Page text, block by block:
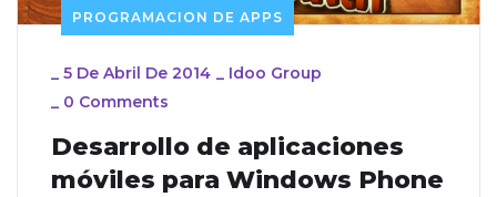
PROGRAMACION DE APPS
_ 5 De Abril De 2014 _ Idoo Group
_ 0 Comments
Desarrollo de aplicaciones
móviles para Windows Phone